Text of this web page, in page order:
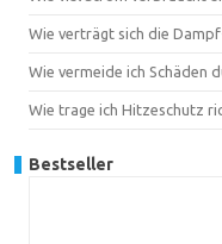
Wie verträgt sich die
Wie vermeide ich Schäden
Wie trage ich Hitzeschutz
Bestseller